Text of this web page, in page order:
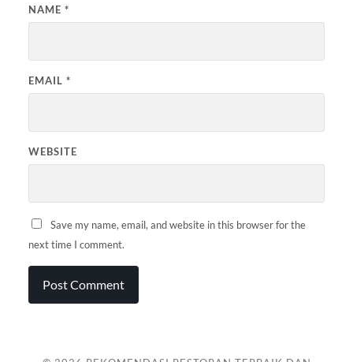
NAME *
EMAIL *
WEBSITE
Save my name, email, and website in this browser for the
next time I comment.